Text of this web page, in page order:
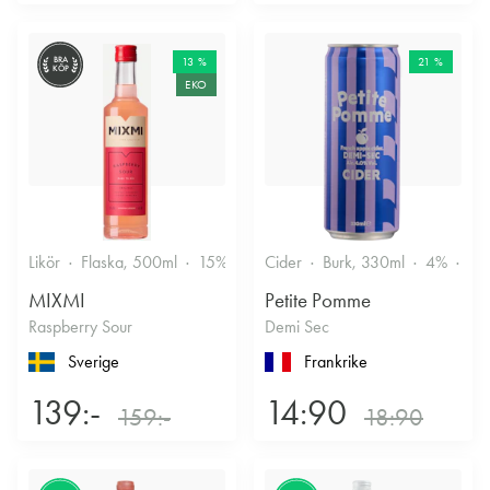
BRA
KÖP
13 %
EKO
Likör Flaska, 500ml 15% Annan likör
MIXMI
Raspberry Sour
Sverige
139:- 159:-
21 %
Cider Burk, 330ml 4%
Petite Pomme
Demi Sec
Frankrike
14:90 18:90